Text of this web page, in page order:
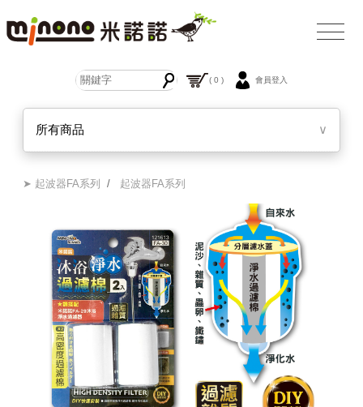
( 0 ) 會員登入
所有商品 ∨
➤ 起波器FA系列 / 起波器FA系列